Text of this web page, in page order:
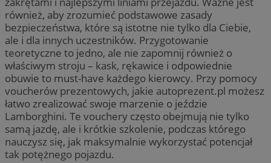
również, aby zrozumieć podstawowe zasady
bezpieczeństwa, które są istotne nie tylko dla Ciebie,
ale i dla innych uczestników. Przygotowanie
teoretyczne to jedno, ale nie zapomnij również o
właściwym stroju – kask, rękawice i odpowiednie
obuwie to must-have każdego kierowcy. Przy pomocy
voucherów prezentowych, jakie autoprezent.pl możesz
łatwo zrealizować swoje marzenie o jeździe
Lamborghini. Te vouchery często obejmują nie tylko
samą jazdę, ale i krótkie szkolenie, podczas którego
nauczysz się, jak maksymalnie wykorzystać potencjał
tak potężnego pojazdu.